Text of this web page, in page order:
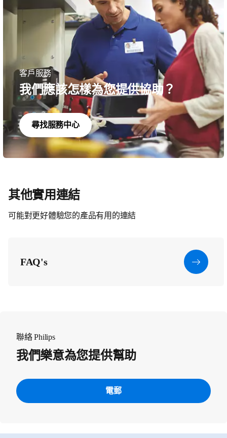
客戶服務
我們應該怎樣為您提供協助？
尋找服務中心
其他實用連結
可能對更好體驗您的產品有用的連結
FAQ's
聯絡 Philips
我們樂意為您提供幫助
電郵